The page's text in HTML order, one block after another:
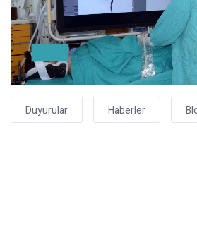
Duyurular Haberler